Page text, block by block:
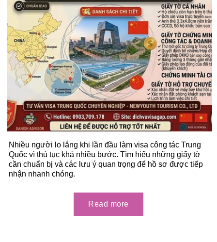
Nhiều người lo lắng khi lần đầu làm visa công tác Trung
Quốc vì thủ tục khá nhiều bước. Tìm hiểu những giấy tờ
cần chuẩn bị và các lưu ý quan trọng để hồ sơ được tiếp
nhận nhanh chóng.